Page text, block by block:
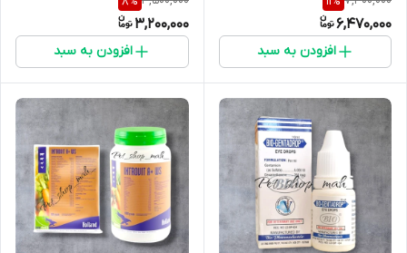
زینتی
6,470,000
افزودن به سبد
3,200,000
افزودن به سبد